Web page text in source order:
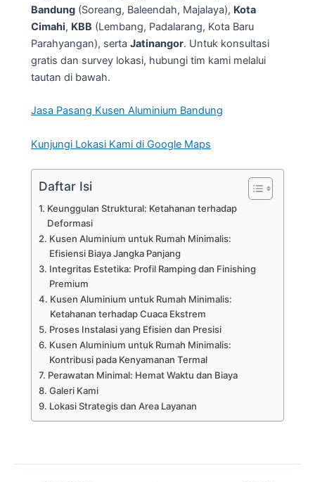
Bandung (Soreang, Baleendah, Majalaya), Kota
Cimahi, KBB (Lembang, Padalarang, Kota Baru
Parahyangan), serta Jatinangor. Untuk konsultasi
gratis dan survey lokasi, hubungi tim kami melalui
tautan di bawah.
Jasa Pasang Kusen Aluminium Bandung
Kunjungi Lokasi Kami di Google Maps
Daftar Isi
Keunggulan Struktural: Ketahanan terhadap
Deformasi
Kusen Aluminium untuk Rumah Minimalis:
Efisiensi Biaya Jangka Panjang
Integritas Estetika: Profil Ramping dan Finishing
Premium
Kusen Aluminium untuk Rumah Minimalis:
Ketahanan terhadap Cuaca Ekstrem
Proses Instalasi yang Efisien dan Presisi
Kusen Aluminium untuk Rumah Minimalis:
Kontribusi pada Kenyamanan Termal
Perawatan Minimal: Hemat Waktu dan Biaya
Galeri Kami
Lokasi Strategis dan Area Layanan